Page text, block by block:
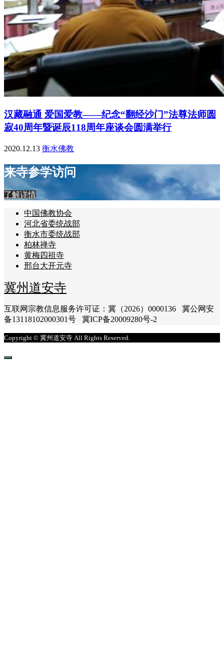
汉藏融通 爱国爱教——纪念“翻经沙门”法尊法师圆
寂40周年暨诞辰118周年座谈会圆满举行
2020.12.13 衡水佛教
来寺参学访问
了解详情
中国佛教协会
河北省委统战部
衡水市委统战部
柏林禅寺
黄梅四祖寺
邢台大开元寺
冀州道安寺
互联网宗教信息服务许可证：冀（2026）0000136 冀公网安
备13118102000301号 冀ICP备20009280号-2
Copyright © 冀州道安寺 All Rights Reserved.